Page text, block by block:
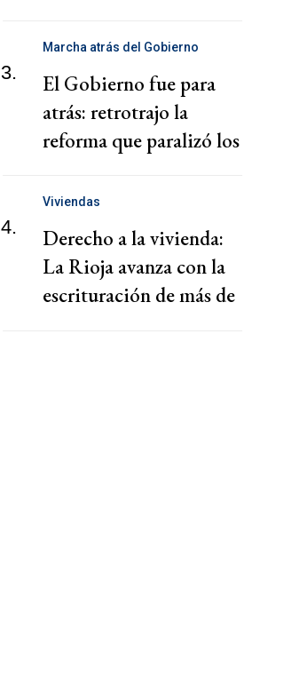
3.
Marcha atrás del Gobierno
El Gobierno fue para
atrás: retrotrajo la
reforma que paralizó los
4.
Viviendas
Derecho a la vivienda:
La Rioja avanza con la
escrituración de más de